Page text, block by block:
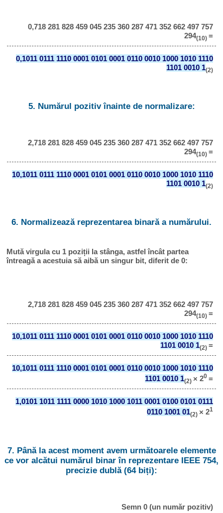
0,718 281 828 459 045 235 360 287 471 352 662 497 757
294(10) =
0,1011 0111 1110 0001 0101 0001 0110 0010 1000 1010 1110
1101 0010 1(2)
5. Numărul pozitiv înainte de normalizare:
2,718 281 828 459 045 235 360 287 471 352 662 497 757
294(10) =
10,1011 0111 1110 0001 0101 0001 0110 0010 1000 1010 1110
1101 0010 1(2)
6. Normalizează reprezentarea binară a numărului.
Mută virgula cu 1 poziții la stânga, astfel încât partea
întreagă a acestuia să aibă un singur bit, diferit de 0:
2,718 281 828 459 045 235 360 287 471 352 662 497 757
294(10) =
10,1011 0111 1110 0001 0101 0001 0110 0010 1000 1010 1110
1101 0010 1(2) =
10,1011 0111 1110 0001 0101 0001 0110 0010 1000 1010 1110
1101 0010 1(2) × 20 =
1,0101 1011 1111 0000 1010 1000 1011 0001 0100 0101 0111
0110 1001 01(2) × 21
7. Până la acest moment avem următoarele elemente
ce vor alcătui numărul binar în reprezentare IEEE 754,
precizie dublă (64 biți):
Semn 0 (un număr pozitiv)